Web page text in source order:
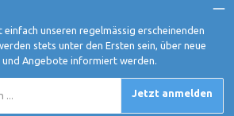
unseren regelmässig erscheinenden
stets unter den Ersten sein, über neue
Angebote informiert werden.
Jetzt anmelden